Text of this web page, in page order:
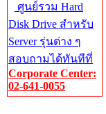
ศูนย์รวม Hard
Disk Drive สำหรับ
Server รุ่นต่าง ๆ
สอบถามได้ทันทีที่
Corporate Center:
02-641-0055